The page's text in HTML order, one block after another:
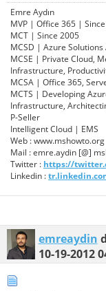
Emre Aydın
MVP | Office 365 |
MCT | Since 2005
MCSD | Azure
MCSE | Private Cloud,
Infrastructure,
MCSA | Office 365,
MCTS | Developing
Infrastructure,
P-Seller
Intelligent Cloud | EMS
Web : www.mshowto.org
Mail : emre.aydin [@]
Twitter : https://
Linkedin :
emreaydin
10-19-2012